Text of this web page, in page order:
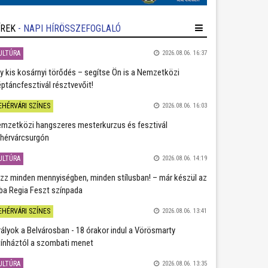
- NAPI HÍRÖSSZEFOGLALÓ
2026.08.06. 16:37
kis kosárnyi törődés – segítse Ön is a Nemzetközi
résztvevőit!
SZÍNES 2026.08.06. 16:03
hangszeres mesterkurzus és fesztivál
2026.08.06. 14:19
minden mennyiségben, minden stílusban! – már készül az
Regia Feszt színpada
SZÍNES 2026.08.06. 13:41
a Belvárosban - 18 órakor indul a Vörösmarty
a szombati menet
2026.08.06. 13:35